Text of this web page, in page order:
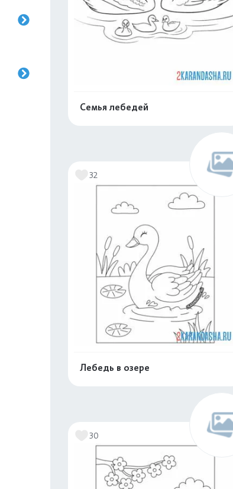
Семья лебедей
32
Лебедь в озере
30